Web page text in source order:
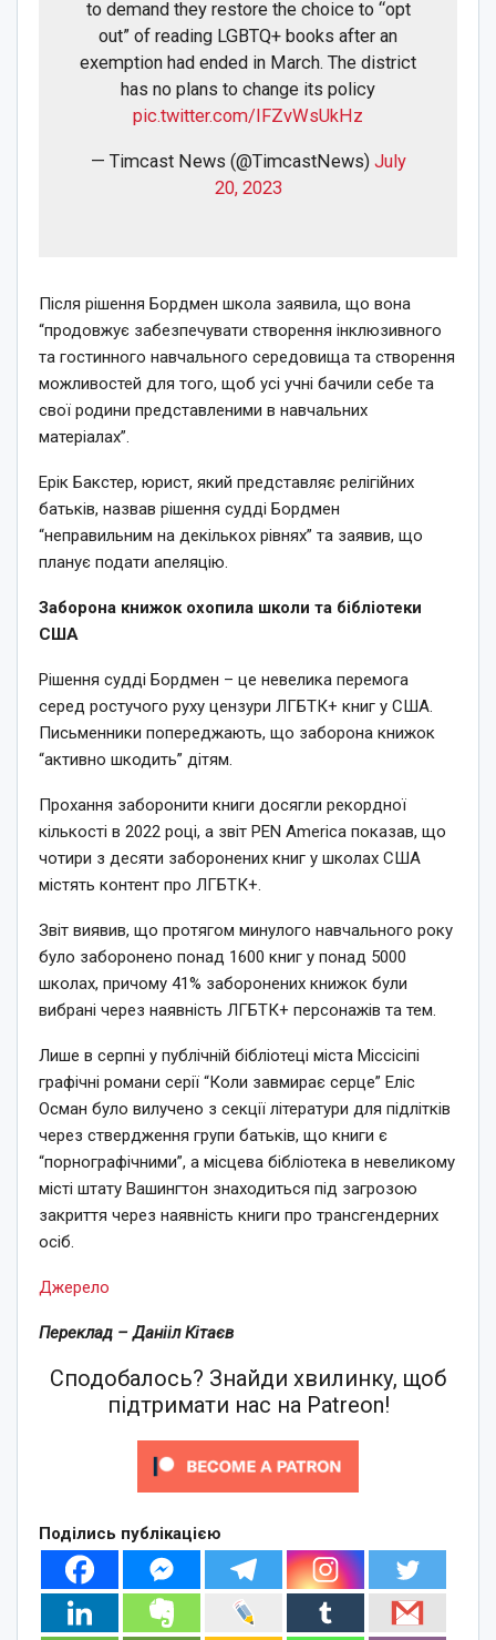
to demand they restore the choice to “opt
out” of reading LGBTQ+ books after an
exemption had ended in March. The district
has no plans to change its policy
pic.twitter.com/IFZvWsUkHz
— Timcast News (@TimcastNews) July
20, 2023
Після рішення Бордмен школа заявила, що вона
“продовжує забезпечувати створення інклюзивного
та гостинного навчального середовища та створення
можливостей для того, щоб усі учні бачили себе та
свої родини представленими в навчальних
матеріалах”.
Ерік Бакстер, юрист, який представляє релігійних
батьків, назвав рішення судді Бордмен
“неправильним на декількох рівнях” та заявив, що
планує подати апеляцію.
Заборона книжок охопила школи та бібліотеки
США
Рішення судді Бордмен – це невелика перемога
серед ростучого руху цензури ЛГБТК+ книг у США.
Письменники попереджають, що заборона книжок
“активно шкодить” дітям.
Прохання заборонити книги досягли рекордної
кількості в 2022 році, а звіт PEN America показав, що
чотири з десяти заборонених книг у школах США
містять контент про ЛГБТК+.
Звіт виявив, що протягом минулого навчального року
було заборонено понад 1600 книг у понад 5000
школах, причому 41% заборонених книжок були
вибрані через наявність ЛГБТК+ персонажів та тем.
Лише в серпні у публічній бібліотеці міста Міссісіпі
графічні романи серії “Коли завмирає серце” Еліс
Осман було вилучено з секції літератури для підлітків
через ствердження групи батьків, що книги є
“порнографічними”, а місцева бібліотека в невеликому
місті штату Вашингтон знаходиться під загрозою
закриття через наявність книги про трансгендерних
осіб.
Джерело
Переклад – Данііл Кітаєв
Сподобалось? Знайди хвилинку, щоб
підтримати нас на Patreon!
Поділись публікацією